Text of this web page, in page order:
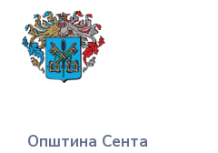
Упознајте
Локална
Општина Сента